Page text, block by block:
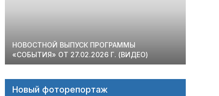
НОВОСТНОЙ ВЫПУСК ПРОГРАММЫ
«СОБЫТИЯ» ОТ 27.02.2026 Г. (ВИДЕО)
Новый фоторепортаж